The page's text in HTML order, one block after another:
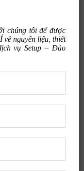
Nội
bảo mật |